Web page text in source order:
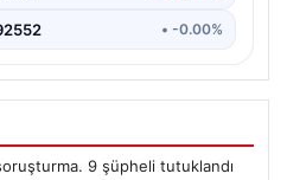
• -0.00%
9 şüpheli tutuklandı